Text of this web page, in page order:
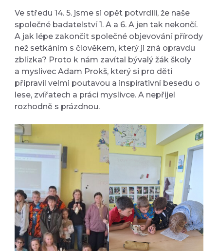
Ve středu 14. 5. jsme si opět potvrdili, že naše
společné badatelství 1. A a 6. A jen tak nekončí.
A jak lépe zakončit společné objevování přírody
než setkáním s člověkem, který ji zná opravdu
zblízka? Proto k nám zavítal bývalý žák školy
a myslivec Adam Prokš, který si pro děti
připravil velmi poutavou a inspirativní besedu o
lese, zvířatech a práci myslivce. A nepřijel
rozhodně s prázdnou.